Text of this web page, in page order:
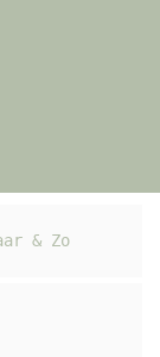
& Zo